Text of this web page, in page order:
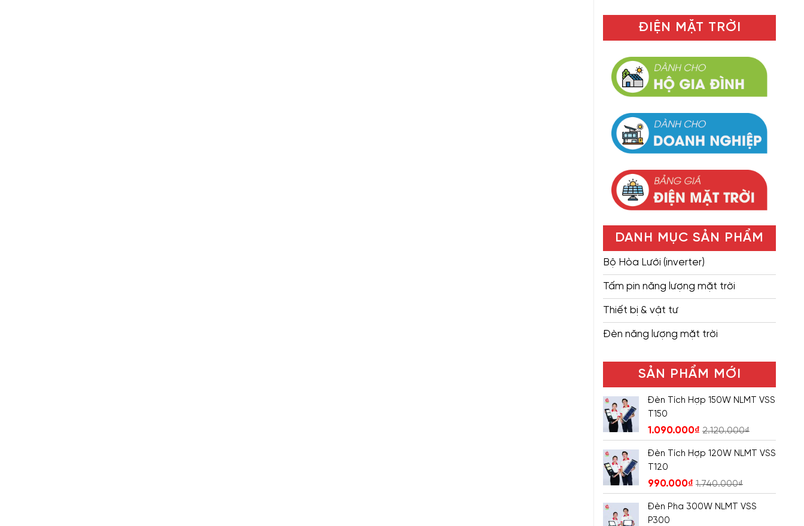
ĐIỆN MẶT TRỜI
DANH MỤC SẢN PHẨM
Bộ Hòa Lưới (inverter)
Tấm pin năng lượng mặt trời
Thiết bị & vật tư
Đèn năng lượng mặt trời
SẢN PHẨM MỚI
Đèn Tích Hợp 150W NLMT VSS
T150
1.090.000₫ 2.120.000₫
Đèn Tích Hợp 120W NLMT VSS
T120
990.000₫ 1.740.000₫
Đèn Pha 300W NLMT VSS
P300